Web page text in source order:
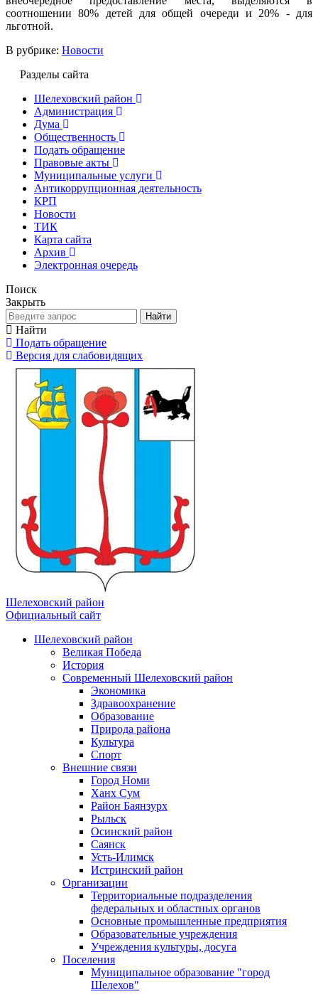
соотношении 80% детей для общей очереди и 20% - для
льготной.
В рубрике: Новости
Разделы сайта
Шелеховский район
Администрация
Дума
Общественность
Подать обращение
Правовые акты
Муниципальные услуги
Антикоррупционная деятельность
КРП
Новости
ТИК
Карта сайта
Архив
Электронная очередь
Поиск
Закрыть
Найти
Найти
Подать обращение
Версия для слабовидящих
Шелеховский район
Официальный сайт
Шелеховский район
Великая Победа
История
Современный Шелеховский район
Экономика
Здравоохранение
Образование
Природа района
Культура
Спорт
Внешние связи
Город Номи
Ханх Сум
Район Баянзурх
Рыльск
Осинский район
Саянск
Усть-Илимск
Истринский район
Организации
Территориальные подразделения
федеральных и областных органов
Основные промышленные предприятия
Образовательные учреждения
Учреждения культуры, досуга
Поселения
Муниципальное образование "город
Шелехов"